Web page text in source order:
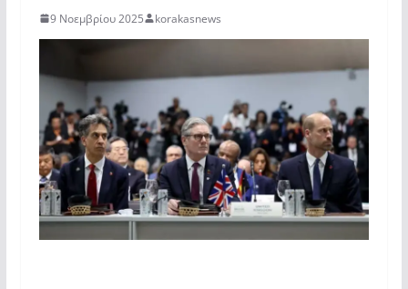
9 Νοεμβρίου 2025 korakasnews